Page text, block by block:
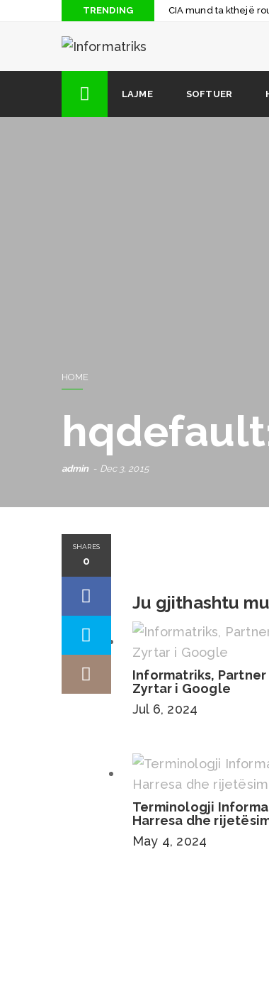
TRENDING
CIA mund ta kthejë
Dhjetë gjërat që nuk
LAJME SOFTUER
HOME
admin Dec 3, 2015
SHARES
0
Ju gjithashtu
Informatriks, Partner
Zyrtar i Google
Jul 6, 2024
Terminologji
Harresa dhe
May 4, 2024